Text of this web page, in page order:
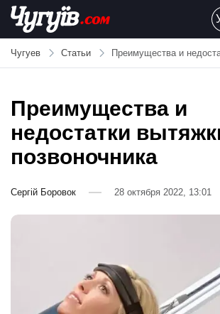
Skip
content
Chuguiv
Чугуев Статьи Преимущества и недостатки
Преимущества и
недостатки
позвоночника
Сергій Боровок 28 октября 2022, 13:01